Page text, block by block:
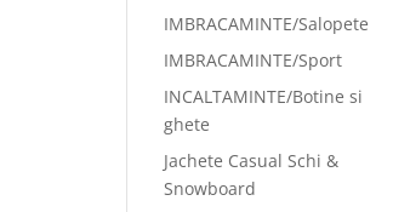
IMBRACAMINTE/Salopete
IMBRACAMINTE/Sport
INCALTAMINTE/Botine si
ghete
Jachete Casual Schi &
Snowboard